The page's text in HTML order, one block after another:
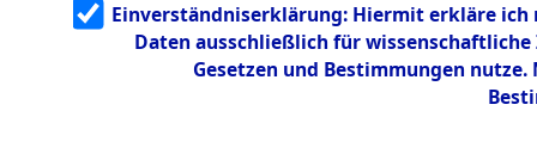
g
5.3.3
Todesmärsch
Einverständniserklärung: Hiermit erkläre ich
Daten ausschließlich für
Gesetzen und Bestimmungen